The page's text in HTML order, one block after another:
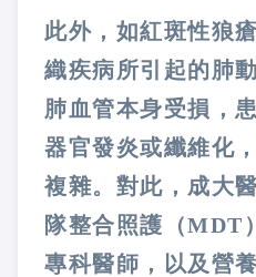
此外，如紅斑性狼
織疾病所引起的肺
肺血管本身受損，
器官發炎或纖維化
複雜。對此，成大
隊整合照護（MDT
專科醫師，以及營